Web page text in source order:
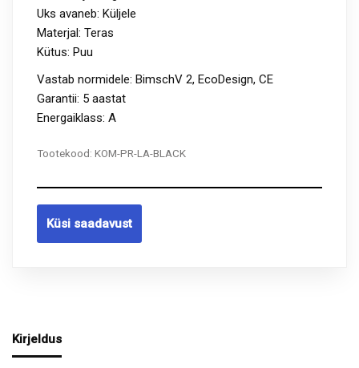
Uks avaneb: Küljele
Materjal: Teras
Kütus: Puu
Vastab normidele: BimschV 2, EcoDesign, CE
Garantii: 5 aastat
Energaiklass: A
Tootekood: KOM-PR-LA-BLACK
Küsi saadavust
Kirjeldus